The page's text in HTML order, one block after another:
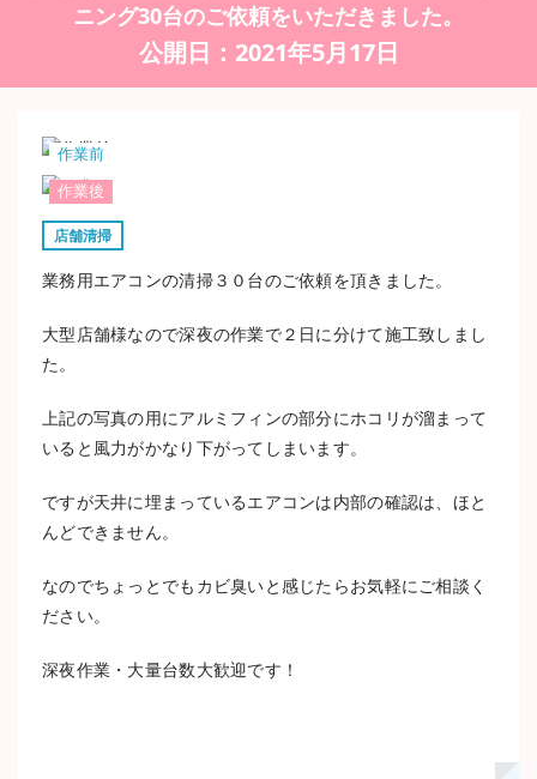
ニング30台のご依頼をいただきました。
公開日：2021年5月17日
作業前
作業後
店舗清掃
業務用エアコンの清掃３０台のご依頼を頂きました。
大型店舗様なので深夜の作業で２日に分けて施工致しまし
た。
上記の写真の用にアルミフィンの部分にホコリが溜まって
いると風力がかなり下がってしまいます。
ですが天井に埋まっているエアコンは内部の確認は、ほと
んどできません。
なのでちょっとでもカビ臭いと感じたらお気軽にご相談く
ださい。
深夜作業・大量台数大歓迎です！